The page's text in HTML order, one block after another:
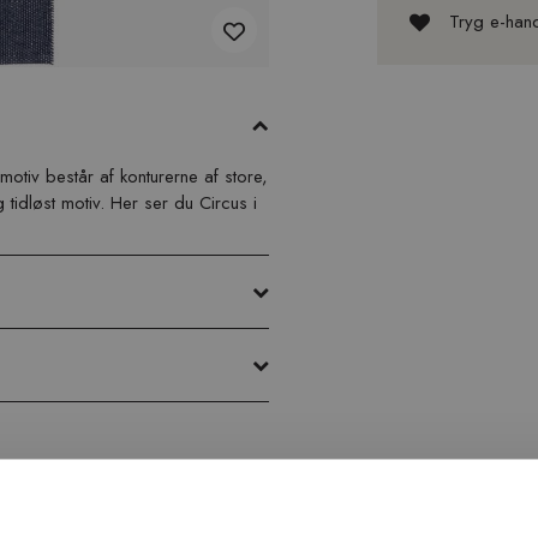
Tryg e-
består af konturerne af store,
motiv. Her ser du Circus i